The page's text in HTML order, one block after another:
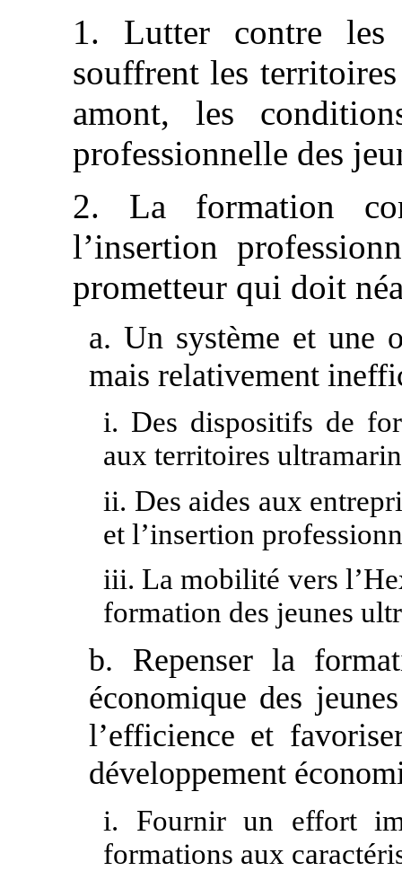
1. Lutter contre les
souffrent les
amont, les
professionnelle des
2. La formation
l’insertion
prometteur qui doit
a. Un système et une
mais relativement
i. Des dispositifs de
aux territoires
ii. Des aides aux
et l’insertion
iii. La mobilité vers
formation des jeunes
b. Repenser la
économique des
l’efficience et
développement
i. Fournir un effort
formations aux